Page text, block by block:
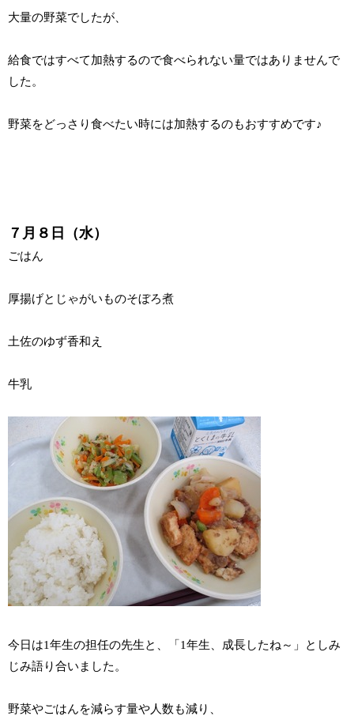
大量の野菜でしたが、
給食ではすべて加熱するので食べられない量ではありませんで
した。
野菜をどっさり食べたい時には加熱するのもおすすめです♪
７月８日（水）
ごはん
厚揚げとじゃがいものそぼろ煮
土佐のゆず香和え
牛乳
今日は1年生の担任の先生と、「1年生、成長したね～」としみ
じみ語り合いました。
野菜やごはんを減らす量や人数も減り、